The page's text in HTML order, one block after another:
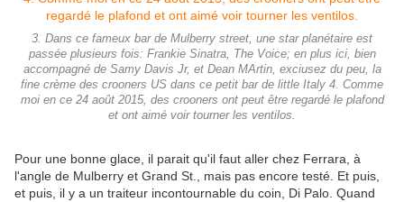
3. Dans ce fameux bar de Mulberry street, une star planétaire est
passée plusieurs fois: Frankie Sinatra, The Voice; en plus ici, bien
accompagné de Samy Davis Jr, et Dean MArtin, exciusez du peu, la
fine crème des crooners US dans ce petit bar de little Italy 4. Comme
moi en ce 24 août 2015, des crooners ont peut être regardé le plafond
et ont aimé voir tourner les ventilos.
Pour une bonne glace, il parait qu'il faut aller chez Ferrara, à
l'angle de Mulberry et Grand St., mais pas encore testé. Et puis,
et puis, il y a un traiteur incontournable du coin, Di Palo. Quand